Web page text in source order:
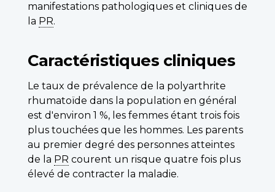
manifestations pathologiques et cliniques de
la PR.
Caractéristiques cliniques
Le taux de prévalence de la polyarthrite
rhumatoïde dans la population en général
est d'environ 1 %, les femmes étant trois fois
plus touchées que les hommes. Les parents
au premier degré des personnes atteintes
de la PR courent un risque quatre fois plus
élevé de contracter la maladie.